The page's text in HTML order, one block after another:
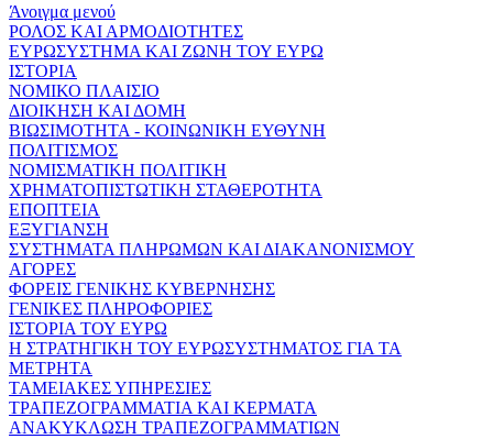
Άνοιγμα μενού
ΡΟΛΟΣ ΚΑΙ ΑΡΜΟΔΙΟΤΗΤΕΣ
ΕΥΡΩΣΥΣΤΗΜΑ ΚΑΙ ΖΩΝΗ ΤΟΥ ΕΥΡΩ
ΙΣΤΟΡΙΑ
ΝΟΜΙΚΟ ΠΛΑΙΣΙΟ
ΔΙΟΙΚΗΣΗ ΚΑΙ ΔΟΜΗ
ΒΙΩΣΙΜΟΤΗΤΑ - ΚΟΙΝΩΝΙΚΗ ΕΥΘΥΝΗ
ΠΟΛΙΤΙΣΜΟΣ
ΝΟΜΙΣΜΑΤΙΚΗ ΠΟΛΙΤΙΚΗ
ΧΡΗΜΑΤΟΠΙΣΤΩΤΙΚΗ ΣΤΑΘΕΡΟΤΗΤΑ
ΕΠΟΠΤΕΙΑ
ΕΞΥΓΙΑΝΣΗ
ΣΥΣΤΗΜΑΤΑ ΠΛΗΡΩΜΩΝ ΚΑΙ ΔΙΑΚΑΝΟΝΙΣΜΟΥ
ΑΓΟΡΕΣ
ΦΟΡΕΙΣ ΓΕΝΙΚΗΣ ΚΥΒΕΡΝΗΣΗΣ
ΓΕΝΙΚΕΣ ΠΛΗΡΟΦΟΡΙΕΣ
ΙΣΤΟΡΙΑ ΤΟΥ ΕΥΡΩ
Η ΣΤΡΑΤΗΓΙΚΗ ΤΟΥ ΕΥΡΩΣΥΣΤΗΜΑΤΟΣ ΓΙΑ ΤΑ
ΜΕΤΡΗΤΑ
ΤΑΜΕΙΑΚΕΣ ΥΠΗΡΕΣΙΕΣ
ΤΡΑΠΕΖΟΓΡΑΜΜΑΤΙΑ ΚΑΙ ΚΕΡΜΑΤΑ
ΑΝΑΚΥΚΛΩΣΗ ΤΡΑΠΕΖΟΓΡΑΜΜΑΤΙΩΝ